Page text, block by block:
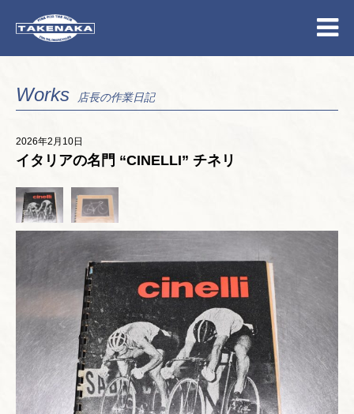
Works 店長の作業日記
2026年2月10日
イタリアの名門 “CINELLI” チネリ